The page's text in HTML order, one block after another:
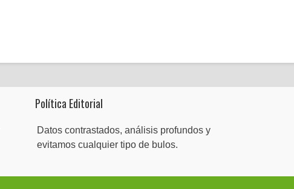
Política Editorial
Datos contrastados, análisis profundos y
evitamos cualquier tipo de bulos.